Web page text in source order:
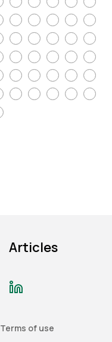
Articles
Terms of use